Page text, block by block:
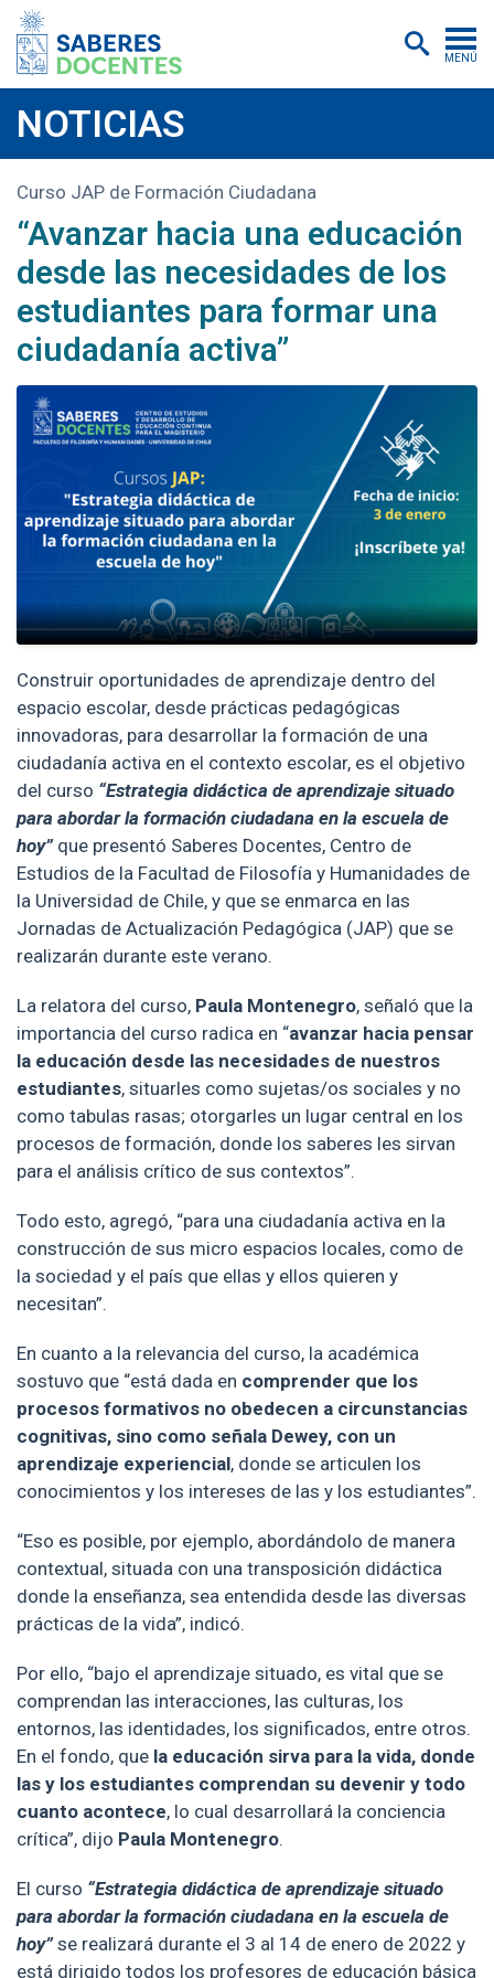
MENÚ
Postítulos y diplomados
Asistencias educativas
Investigación
Publicaciones
Quiénes somos
Inscripciones
Certificados digitales
Aulas virtuales
NOTICIAS
Curso JAP de Formación Ciudadana
“Avanzar hacia una educación
desde las necesidades de los
estudiantes para formar una
ciudadanía activa”
Construir oportunidades de aprendizaje dentro del
espacio escolar, desde prácticas pedagógicas
innovadoras, para desarrollar la formación de una
ciudadanía activa en el contexto escolar, es el objetivo
del curso “Estrategia didáctica de aprendizaje situado
para abordar la formación ciudadana en la escuela de
hoy”que presentó Saberes Docentes, Centro de
Estudios de la Facultad de Filosofía y Humanidades de
la Universidad de Chile, y que se enmarca en las
Jornadas de Actualización Pedagógica (JAP) que se
realizarán durante este verano.
La relatora del curso, Paula Montenegro, señaló que la
importancia del curso radica en “avanzar hacia pensar
la educación desde las necesidades de nuestros
estudiantes, situarles como sujetas/os sociales y no
como tabulas rasas; otorgarles un lugar central en los
procesos de formación, donde los saberes les sirvan
para el análisis crítico de sus contextos”.
Todo esto, agregó, “para una ciudadanía activa en la
construcción de sus micro espacios locales, como de
la sociedad y el país que ellas y ellos quieren y
necesitan”.
En cuanto a la relevancia del curso, la académica
sostuvo que “está dada en comprender que los
procesos formativos no obedecen a circunstancias
cognitivas, sino como señala Dewey, con un
aprendizaje experiencial, donde se articulen los
conocimientos y los intereses de las y los estudiantes”.
“Eso es posible, por ejemplo, abordándolo de manera
contextual, situada con una transposición didáctica
donde la enseñanza, sea entendida desde las diversas
prácticas de la vida”, indicó.
Por ello, “bajo el aprendizaje situado, es vital que se
comprendan las interacciones, las culturas, los
entornos, las identidades, los significados, entre otros.
En el fondo, que la educación sirva para la vida, donde
las y los estudiantes comprendan su devenir y todo
cuanto acontece, lo cual desarrollará la conciencia
crítica”, dijo Paula Montenegro.
El curso “Estrategia didáctica de aprendizaje situado
para abordar la formación ciudadana en la escuela de
hoy”se realizará durante el 3 al 14 de enero de 2022 y
está dirigido todos los profesores de educación básica